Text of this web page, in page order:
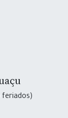
feriados)